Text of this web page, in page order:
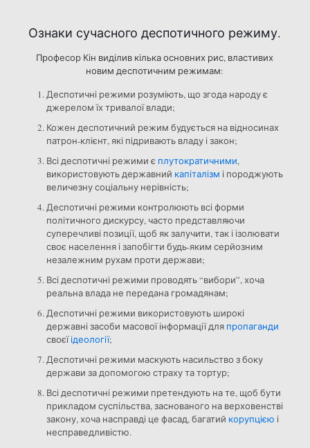
Ознаки сучасного деспотичного режиму.
Професор Кін виділив кілька основних рис, властивих
новим деспотичним режимам:
Деспотичні режими розуміють, що згода народу є
джерелом їх тривалої влади;
Кожен деспотичний режим будується на відносинах
патрон-клієнт, які підривають владу і закон;
Всі деспотичні режими є плутократичними,
використовують державний капіталізм і породжують
величезну соціальну нерівність;
Деспотичні режими контролюють всі форми
політичного дискурсу, часто представляючи
суперечливі позиції, щоб як залучити, так і ізолювати
своє населення і запобігти будь-яким серйозним
незалежним рухам проти держави;
Всі деспотичні режими проводять “вибори”, хоча
реальна влада не передана громадянам;
Деспотичні режими використовують широкі
державні засоби масової інформації для пропаганди
своєїідеології;
Деспотичні режими маскують насильство з боку
держави за допомогою страху та тортур;
Всі деспотичні режими претендують на те, щоб бути
прикладом суспільства, заснованого на верховенстві
закону, хоча насправді це фасад, багатий корупцією і
несправедливістю.